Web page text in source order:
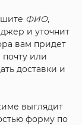
ФИО,
и уточнит
вам придет
или
доставки и
выглядит
форму по